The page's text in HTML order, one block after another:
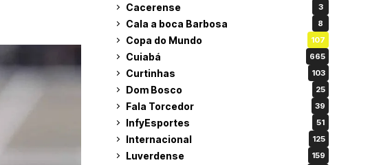
Cacerense 3
Cala a boca Barbosa 8
Copa do Mundo 107
Cuiabá 665
Curtinhas 103
Dom Bosco 25
Fala Torcedor 39
InfyEsportes 51
Internacional 125
Luverdense 159